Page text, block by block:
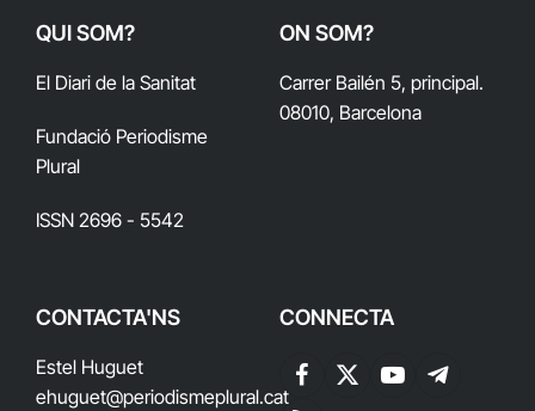
QUI SOM?
El Diari de la Sanitat
Fundació Periodisme
Plural
ISSN 2696 - 5542
ON SOM?
Carrer Bailén 5, principal.
08010, Barcelona
CONTACTA'NS
Estel Huguet
ehuguet@periodismeplural.cat
CONNECTA
Facebook
X
YouTubeTelegram